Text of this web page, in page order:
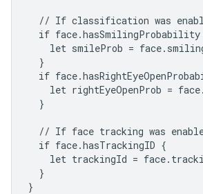
// If classification was
if face.hasSmilingProbability
let smileProb =
  }
if
let rightEyeOpenProb =
  }
// If face tracking was
  if face.hasTrackingID {
let trackingId =
  }
}